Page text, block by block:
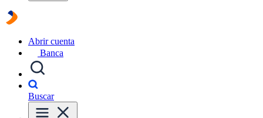
Abrir cuenta
Banca
Buscar